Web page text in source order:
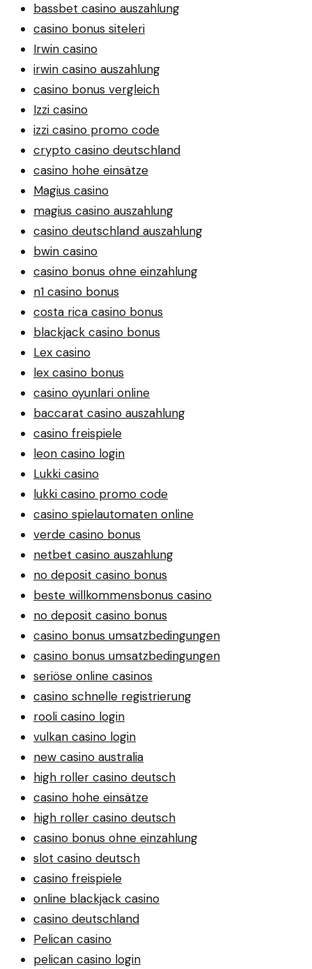
bassbet casino auszahlung
casino bonus siteleri
Irwin casino
irwin casino auszahlung
casino bonus vergleich
Izzi casino
izzi casino promo code
crypto casino deutschland
casino hohe einsätze
Magius casino
magius casino auszahlung
casino deutschland auszahlung
bwin casino
casino bonus ohne einzahlung
n1 casino bonus
costa rica casino bonus
blackjack casino bonus
Lex casino
lex casino bonus
casino oyunlari online
baccarat casino auszahlung
casino freispiele
leon casino login
Lukki casino
lukki casino promo code
casino spielautomaten online
verde casino bonus
netbet casino auszahlung
no deposit casino bonus
beste willkommensbonus casino
no deposit casino bonus
casino bonus umsatzbedingungen
casino bonus umsatzbedingungen
seriöse online casinos
casino schnelle registrierung
rooli casino login
vulkan casino login
new casino australia
high roller casino deutsch
casino hohe einsätze
high roller casino deutsch
casino bonus ohne einzahlung
slot casino deutsch
casino freispiele
online blackjack casino
casino deutschland
Pelican casino
pelican casino login